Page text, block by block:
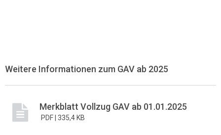
Weitere Informationen zum GAV ab 2025
Merkblatt Vollzug GAV ab 01.01.2025
PDF | 335,4 KB